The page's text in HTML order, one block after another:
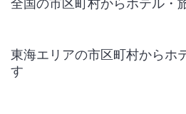
全国の市区町村からホテル・
東海エリアの市区町村からホ
す